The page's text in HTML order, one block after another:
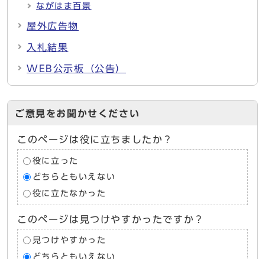
ながはま百景
屋外広告物
入札結果
WEB公示板（公告）
ご意見をお聞かせください
このページは役に立ちましたか？
役に立った
どちらともいえない
役に立たなかった
このページは見つけやすかったですか？
見つけやすかった
どちらともいえない